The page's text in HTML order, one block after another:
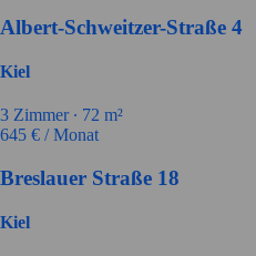
Albert-Schweitzer-Straße 4
Kiel
3 Zimmer ∙ 72 m²
645 € / Monat
Breslauer Straße 18
Kiel